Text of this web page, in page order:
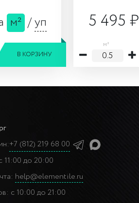
м² /уп
В КОРЗИНУ
5 495 ₽
м²
+7 (812) 219 68 00
11:00 до 20:00
help@elementile.ru
с 10:00 до 21:00